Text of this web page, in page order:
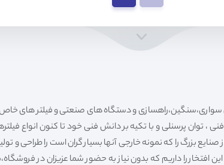
، توان پرسنلی و با تکیه بر دانش فنی خود تا کنون انواع
بزرگ را که نمونه خارجی آنها بسیار گران است را طراحی و
افتخار را داریم که بدون نیاز به حضور شما عزیزان در